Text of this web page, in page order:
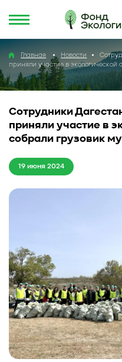
Главная Новости
приняли участие в
Сотрудники
приняли участие в
собрали грузовик
19 июня 2024